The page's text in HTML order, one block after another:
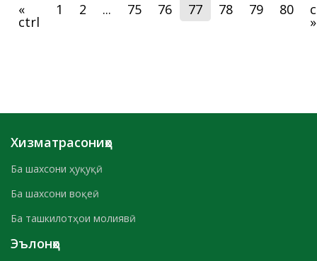
«
ctrl
1 2 ... 75 76 77 78 79 80
»
Хизматрасониҳо
Ба шахсони ҳуқуқӣ
Ба шахсони воқеӣ
Ба ташкилотҳои молиявӣ
Эълонҳо